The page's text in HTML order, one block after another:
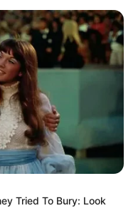
Tried To Bury: Look